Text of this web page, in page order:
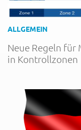
ALLGEMEIN
Neue Regeln
in Kontrollzonen